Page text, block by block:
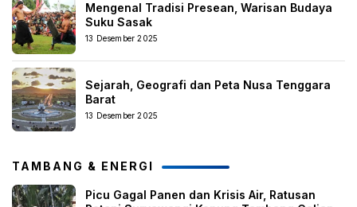
Mengenal Tradisi Presean, Warisan Budaya
Suku Sasak
13 Desember 2025
Sejarah, Geografi dan Peta Nusa Tenggara
Barat
13 Desember 2025
TAMBANG & ENERGI
Picu Gagal Panen dan Krisis Air, Ratusan